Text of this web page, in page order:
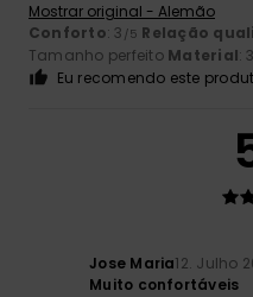
Mostrar original - Alemão
Conforto: 3 /5 Relação
Tamanho perfeito Material: 3
Eu recomendo este
Jose Maria12. Julho
Muito confortáveis